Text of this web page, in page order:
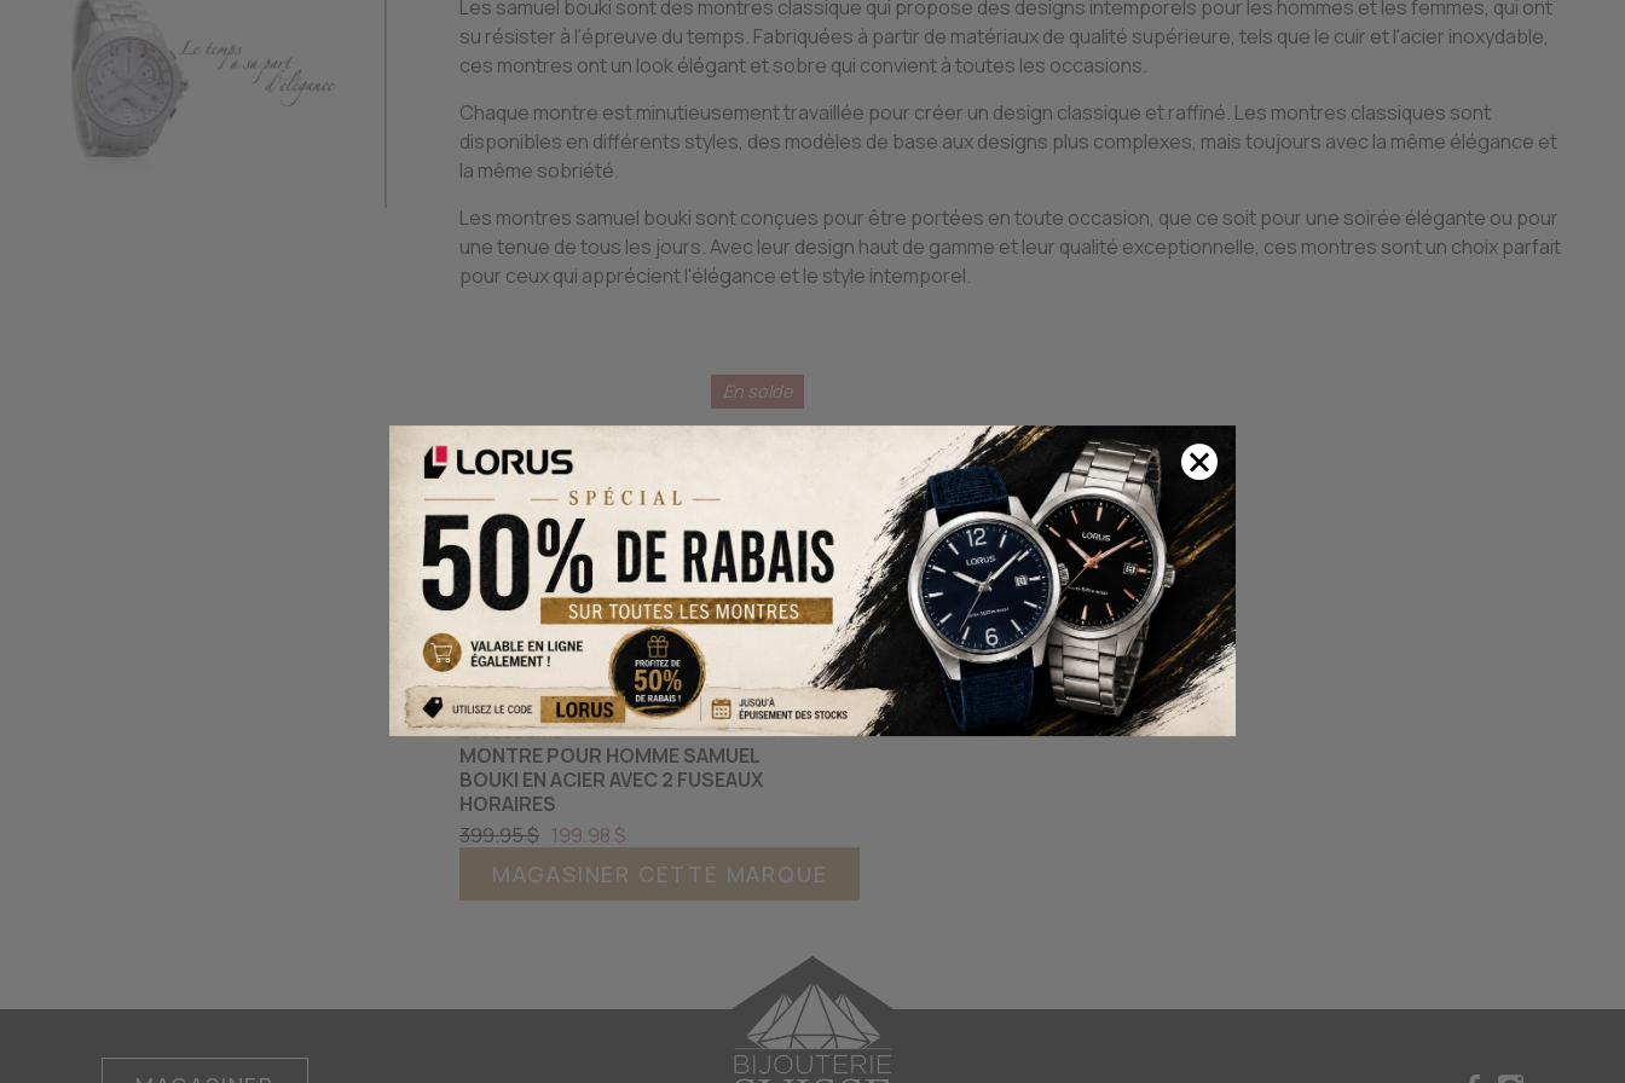
Les samuel bouki sont des montres classique qui propose des designs intemporels pour les hommes et les femmes, qui ont
su résister à l'épreuve du temps. Fabriquées à partir de matériaux de qualité supérieure, tels que le cuir et l'acier inoxydable,
ces montres ont un look élégant et sobre qui convient à toutes les occasions.
Chaque montre est minutieusement travaillée pour créer un design classique et raffiné. Les montres classiques sont
disponibles en différents styles, des modèles de base aux designs plus complexes, mais toujours avec la même élégance et
la même sobriété.
Les montres samuel bouki sont conçues pour être portées en toute occasion, que ce soit pour une soirée élégante ou pour
une tenue de tous les jours. Avec leur design haut de gamme et leur qualité exceptionnelle, ces montres sont un choix parfait
pour ceux qui apprécient l'élégance et le style intemporel.
En solde
DI 53039MS
MONTRE POUR HOMME SAMUEL
BOUKI EN ACIER AVEC 2 FUSEAUX
HORAIRES
399.95 $ 199.98 $
MAGASINER CETTE MARQUE